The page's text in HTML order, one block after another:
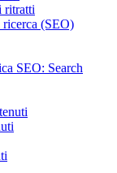
ritratti
(SEO)
SEO: Search